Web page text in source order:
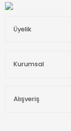
Üyelik
Kurumsal
Alışveriş